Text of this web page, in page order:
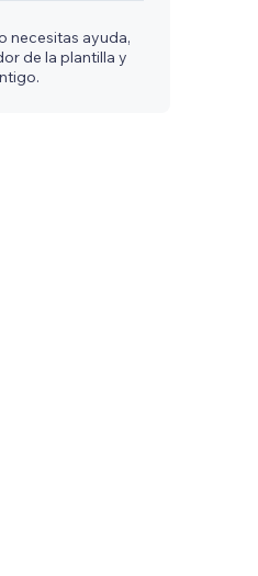
necesitas ayuda,
de la plantilla y